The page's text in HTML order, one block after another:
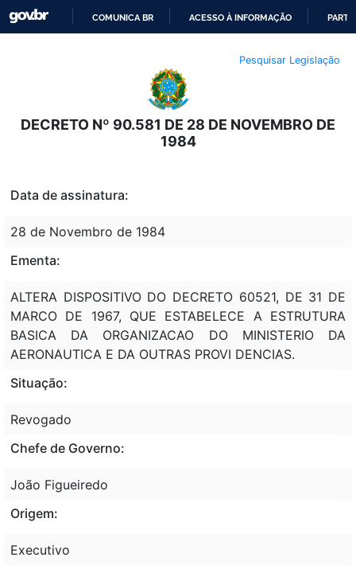
O
CONTEÚDO
COMUNICA BR ACESSO À INFORMAÇÃO
Pesquisar Legislação
DECRETO Nº 90.581 DE 28 DE NOVEMBRO DE
1984
Data de assinatura:
28 de Novembro de 1984
Ementa:
ALTERA DISPOSITIVO DO DECRETO 60521, DE 31 DE
MARCO DE 1967, QUE ESTABELECE A ESTRUTURA
BASICA DA ORGANIZACAO DO MINISTERIO DA
AERONAUTICA E DA OUTRAS PROVI DENCIAS.
Situação:
Revogado
Chefe de Governo:
João Figueiredo
Origem:
Executivo